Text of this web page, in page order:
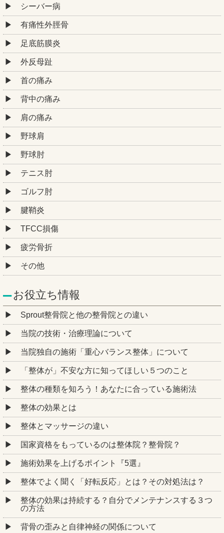
シーバー病
有痛性外脛骨
足底筋膜炎
外反母趾
首の痛み
背中の痛み
肩の痛み
野球肩
野球肘
テニス肘
ゴルフ肘
腱鞘炎
TFCC損傷
疲労骨折
その他
お役立ち情報
Sprout整骨院と他の整骨院との違い
当院の技術・治療理論について
当院独自の施術「重心バランス整体」について
「整体が」不安な方に知ってほしい５つのこと
整体の種類を知ろう！あなたに合っている施術法
整体の効果とは
整体とマッサージの違い
国家資格をもっているのは整体院？整骨院？
施術効果を上げるポイント『5選』
整体でよく聞く「好転反応」とは？その対処法は？
整体の効果は持続する？自分でメンテナンスする３つ
の方法
背骨の歪みと自律神経の関係について